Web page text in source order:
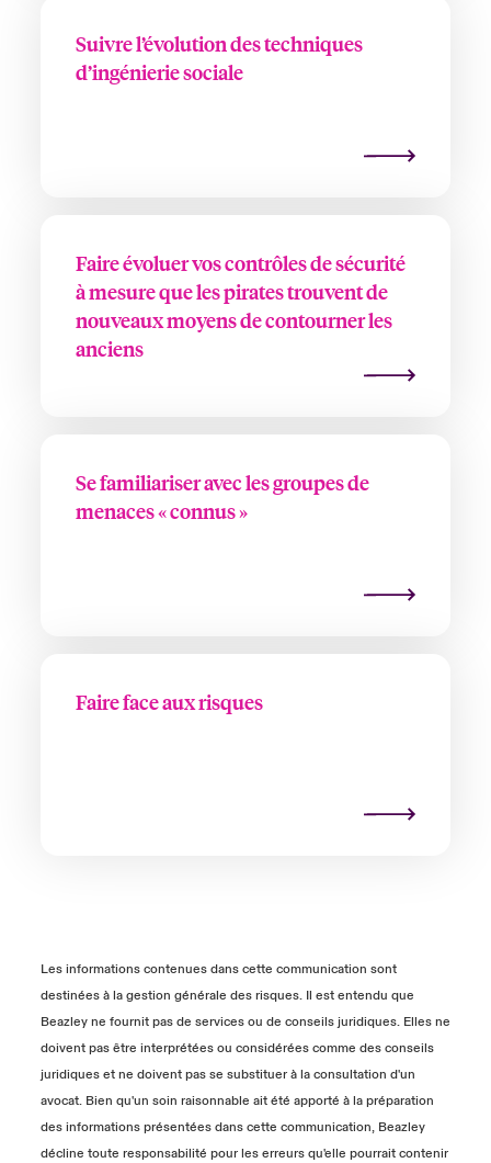
Suivre l’évolution des techniques
d’ingénierie sociale
Faire évoluer vos contrôles de sécurité
à mesure que les pirates trouvent de
nouveaux moyens de contourner les
anciens
Se familiariser avec les groupes de
menaces « connus »
Faire face aux risques
Les informations contenues dans cette communication sont
destinées à la gestion générale des risques. Il est entendu que
Beazley ne fournit pas de services ou de conseils juridiques. Elles ne
doivent pas être interprétées ou considérées comme des conseils
juridiques et ne doivent pas se substituer à la consultation d'un
avocat. Bien qu'un soin raisonnable ait été apporté à la préparation
des informations présentées dans cette communication, Beazley
décline toute responsabilité pour les erreurs qu'elle pourrait contenir